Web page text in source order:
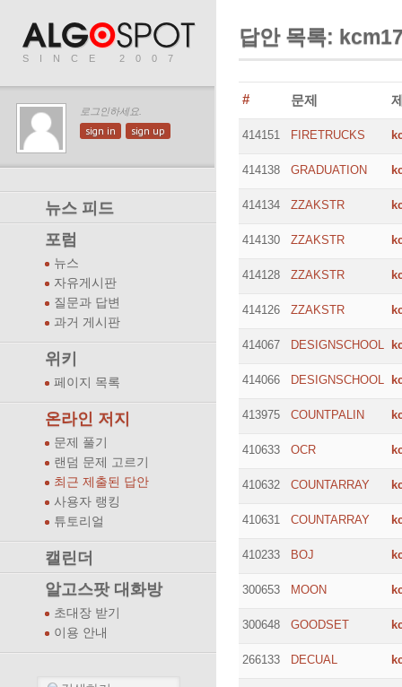
SINCE 2007
로그인하세요.
sign in sign up
뉴스 피드
포럼
뉴스
자유게시판
질문과 답변
과거 게시판
위키
페이지 목록
온라인 저지
문제 풀기
랜덤 문제 고르기
최근 제출된 답안
사용자 랭킹
튜토리얼
캘린더
알고스팟 대화방
초대장 받기
이용 안내
답안 목록:
# 문제
414151 FIRETRUCKS
414138 GRADUATION
414134 ZZAKSTR
414130 ZZAKSTR
414128 ZZAKSTR
414126 ZZAKSTR
414067 DESIGNSCHOOL
414066 DESIGNSCHOOL
413975 COUNTPALIN
410633 OCR
410632 COUNTARRAY
410631 COUNTARRAY
410233 BOJ
300653 MOON
300648 GOODSET
266133 DECUAL